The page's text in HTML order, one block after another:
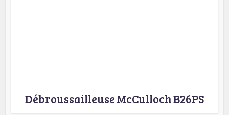
Débroussailleuse McCulloch B26PS